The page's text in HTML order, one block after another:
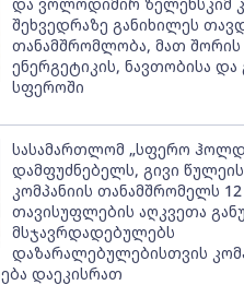
შეხვედრაზე განიხილეს
თანამშრომლობა, მათ
ენერგეტიკის, ნავთობისა და
სფეროში
სასამართლომ „სფერო
დამფუძნებელს, გივი
კომპანიის თანამშრომელს
თავისუფლების აღკვეთა
მსჯავრდადებულებს
დაზარალებულებისთვის
დაეკისრათ